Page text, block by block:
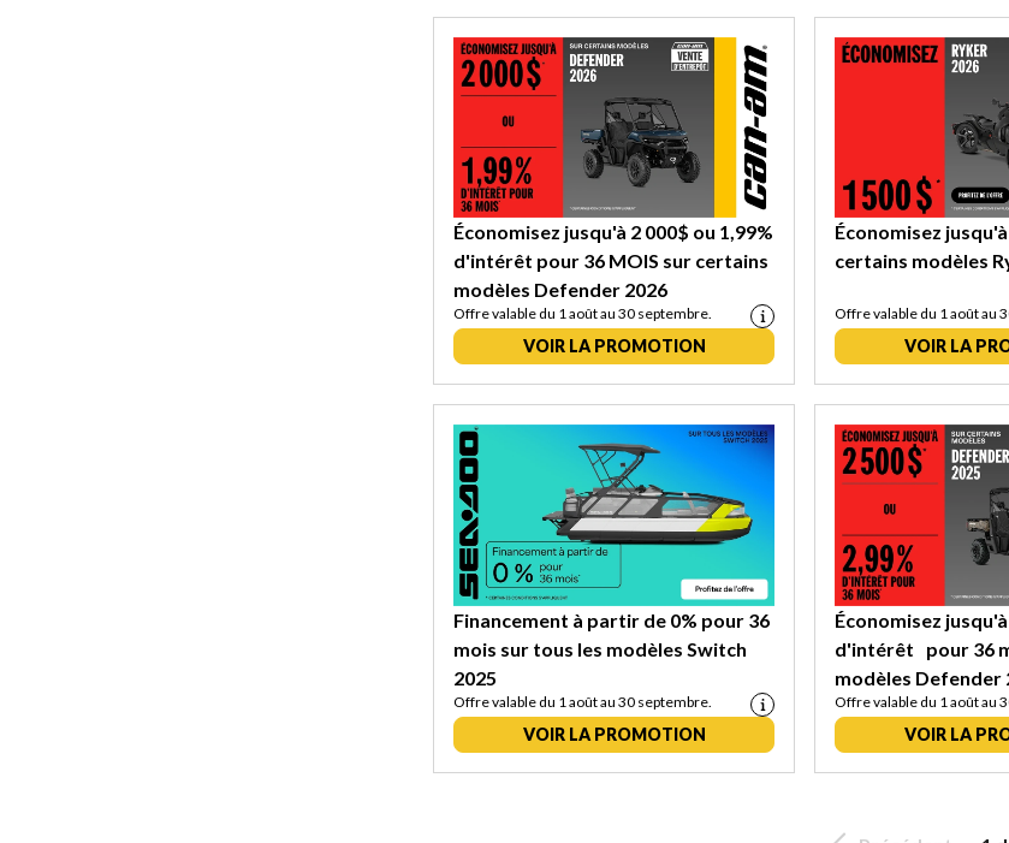
Économisez jusqu'à 2 000$ ou 1,99%
d'intérêt pour 36 MOIS sur certains
modèles Defender 2026
Offre valable du 1 août au 30 septembre.
VOIR LA PROMOTION
Économisez
certains modèles
Offre valable du 1 août au
VOIR LA
Financement à partir de 0% pour 36
mois sur tous les modèles Switch
2025
Offre valable du 1 août au 30 septembre.
VOIR LA PROMOTION
Économisez
d'intérêt pour 36
modèles Defender
Offre valable du 1 août au
VOIR LA